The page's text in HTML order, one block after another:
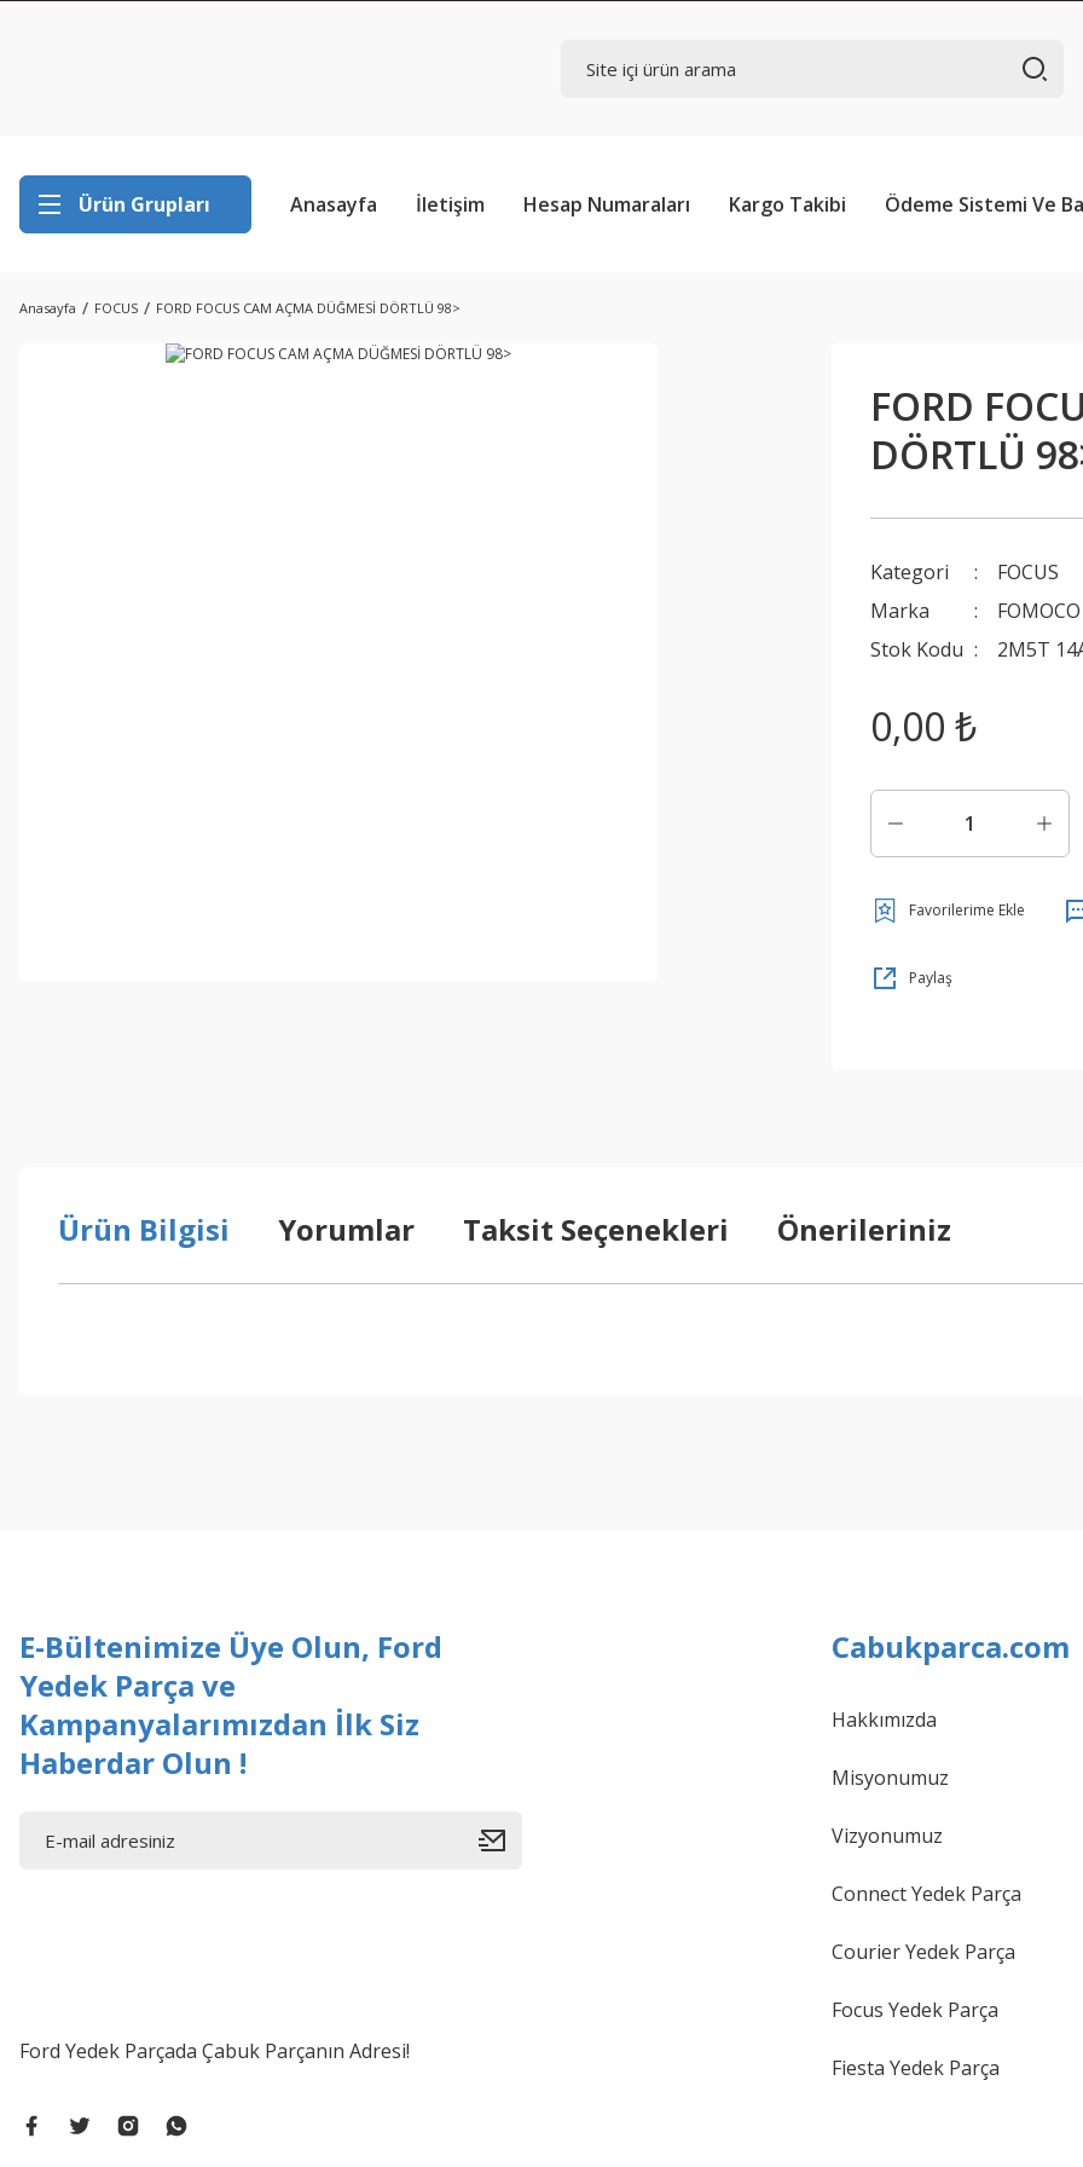
Ürün Grupları Anasayfa İletişim Hesap Numaraları Kargo Takibi Ödeme Sistemi Ve
Anasayfa FOCUS FORD FOCUS CAM AÇMA DÜĞMESİ DÖRTLÜ 98>
FORD
DÖRTLÜ
Kategori
FOCUS
Marka
FOMOCO
Stok Kodu
2M5T
0,00 ₺
Paylaş
Ürün Bilgisi Yorumlar Taksit Seçenekleri Önerileriniz
E-Bültenimize Üye Olun, Ford
Yedek Parça ve
Kampanyalarımızdan İlk Siz
Haberdar Olun !
Ford Yedek Parçada Çabuk Parçanın Adresi!
Cabukparca.com
Hakkımızda
Misyonumuz
Vizyonumuz
Connect Yedek Parça
Courier Yedek Parça
Focus Yedek Parça
Fiesta Yedek Parça